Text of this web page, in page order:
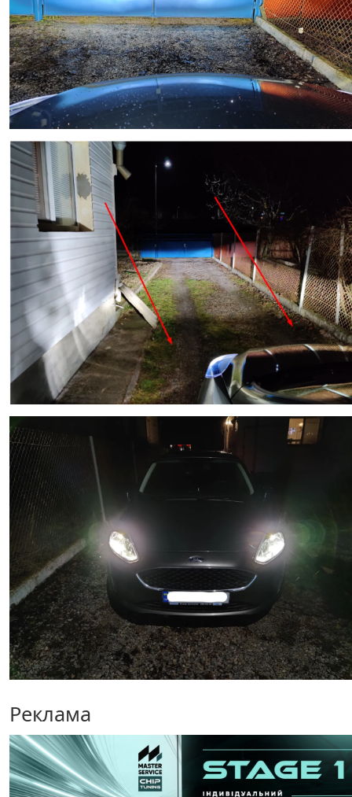
Реклама